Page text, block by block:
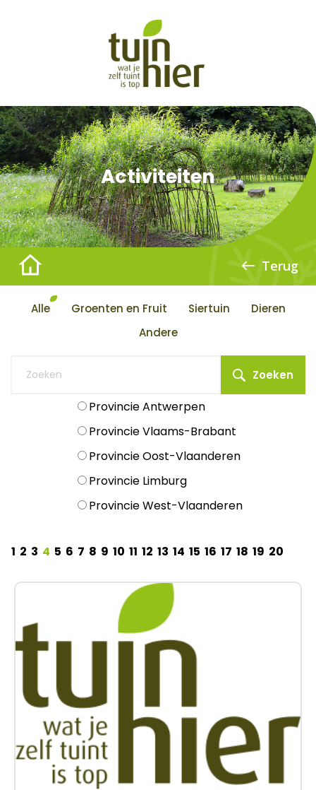
Activiteiten
Terug
Alle Groenten en Fruit Siertuin
Dieren
Andere
Zoeken
Provincie Antwerpen
Provincie Vlaams-Brabant
Provincie Oost-Vlaanderen
Provincie Limburg
Provincie West-Vlaanderen
1 2 3 4 5 6 7 8 9 10 11 12 13 14 15 16 17 18 19 20